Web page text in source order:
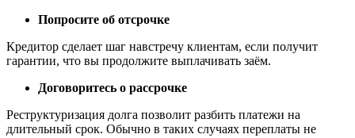
Попросите об отсрочке
Кредитор сделает шаг навстречу клиентам, если получит
гарантии, что вы продолжите выплачивать заём.
Договоритесь о рассрочке
Реструктуризация долга позволит разбить платежи на
длительный срок. Обычно в таких случаях переплаты не